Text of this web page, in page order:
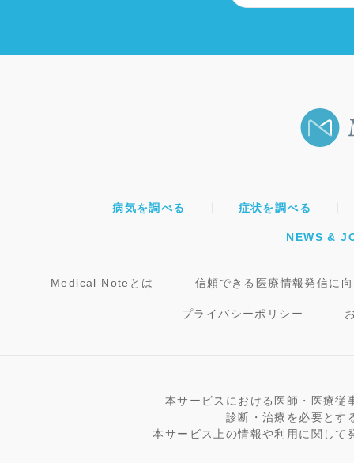
病気を調べる 症状を調べる
NEWS &
Medical Noteとは 信頼できる医療情報発信に
プライバシーポリシー
本サービスにおける医師・医療従
診断・治療を必要とす
本サービス上の情報や利用に関し